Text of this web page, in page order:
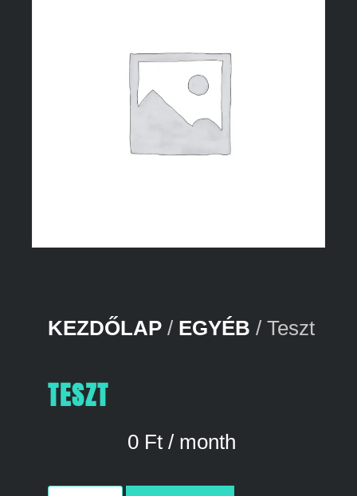
KEZDŐLAP / EGYÉB / Teszt
TESZT
0 Ft / month